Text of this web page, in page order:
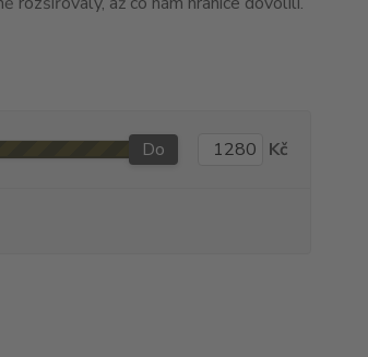
Do Kč